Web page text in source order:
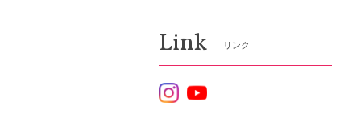
Link リンク